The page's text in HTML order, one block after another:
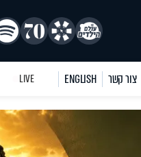
צור קשר ENGLISH
LIVE